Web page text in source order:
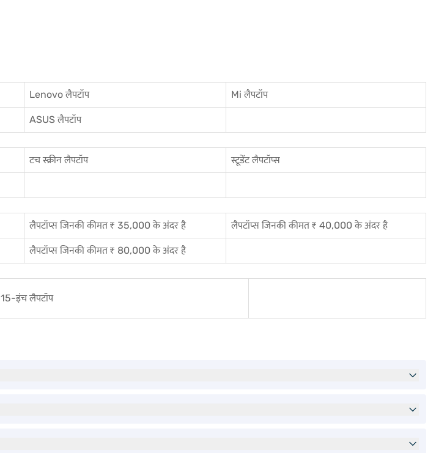
Lenovo लैपटॉप Mi लैपटॉप
ASUS लैपटॉप
टच स्क्रीन लैपटॉप स्टूडेंट लैपटॉप्स
लैपटॉप्स जिनकी कीमत ₹ 35,000 के अंदर है लैपटॉप्स जिनकी कीमत ₹ 40,000 के अंदर है
लैपटॉप्स जिनकी कीमत ₹ 80,000 के अंदर है
15-इंच लैपटॉप